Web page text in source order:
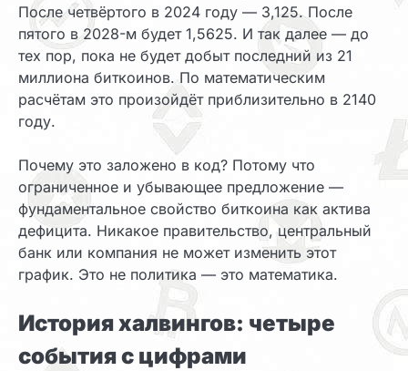
После четвёртого в 2024 году — 3,125. После
пятого в 2028-м будет 1,5625. И так далее — до
тех пор, пока не будет добыт последний из 21
миллиона биткоинов. По математическим
расчётам это произойдёт приблизительно в 2140
году.
Почему это заложено в код? Потому что
ограниченное и убывающее предложение —
фундаментальное свойство биткоина как актива
дефицита. Никакое правительство, центральный
банк или компания не может изменить этот
график. Это не политика — это математика.
История халвингов: четыре
события с цифрами